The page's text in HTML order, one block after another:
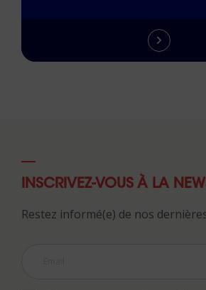
INSCRIVEZ-VOUS À LA
Restez informé(e) de nos